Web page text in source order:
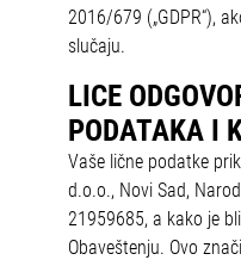
2016/679 („GDPR“),
slučaju.
LICE
PODATAKA I
Vaše lične podatke
d.o.o., Novi Sad,
21959685, a kako je
Obaveštenju. Ovo